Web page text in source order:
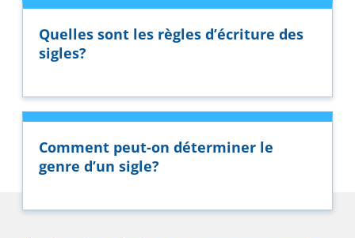
Quelles sont les règles d’écriture des
sigles?
Comment peut-on déterminer le
genre d’un sigle?